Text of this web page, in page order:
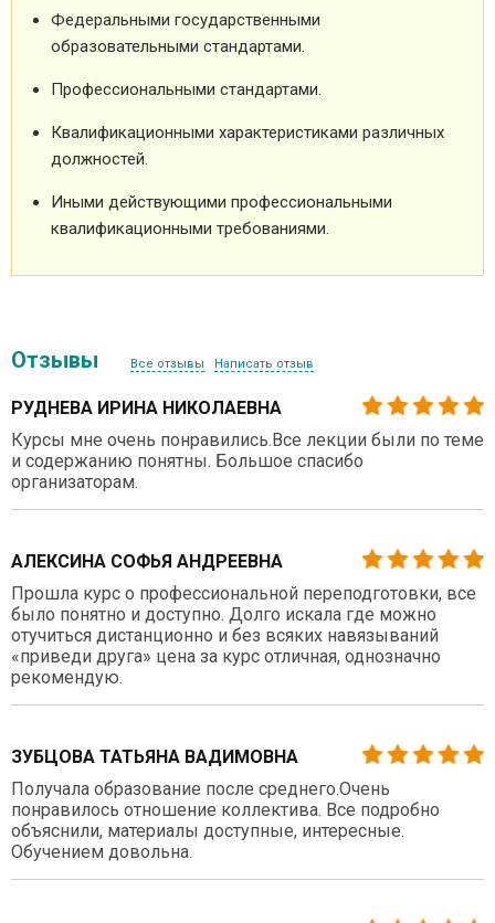
Федеральными государственными
образовательными стандартами.
Профессиональными стандартами.
Квалификационными характеристиками различных
должностей.
Иными действующими профессиональными
квалификационными требованиями.
Отзывы Все отзывы Написать отзыв
РУДНЕВА ИРИНА НИКОЛАЕВНА
Курсы мне очень понравились.Все лекции были по теме
и содержанию понятны. Большое спасибо
организаторам.
АЛЕКСИНА СОФЬЯ АНДРЕЕВНА
Прошла курс о профессиональной переподготовки, все
было понятно и доступно. Долго искала где можно
отучиться дистанционно и без всяких навязываний
«приведи друга» цена за курс отличная, однозначно
рекомендую.
ЗУБЦОВА ТАТЬЯНА ВАДИМОВНА
Получала образование после среднего.Очень
понравилось отношение коллектива. Все подробно
объяснили, материалы доступные, интересные.
Обучением довольна.